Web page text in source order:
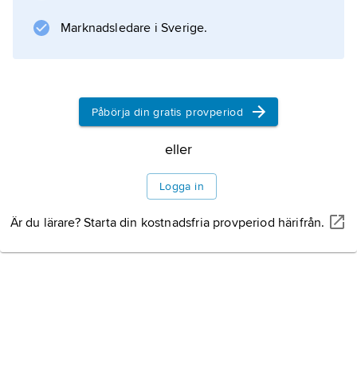
Marknadsledare i Sverige.
Påbörja din gratis provperiod
eller
Logga in
Är du lärare? Starta din kostnadsfria provperiod härifrån.